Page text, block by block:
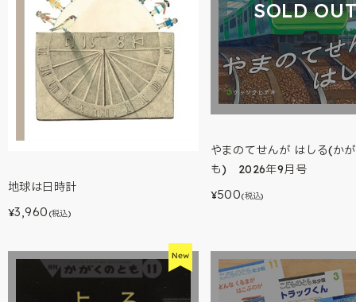
地球は日時計
¥3,960 (税込)
SOLD
やまのてせんが はしる(か
も) 2026年9月号
¥500(税込)